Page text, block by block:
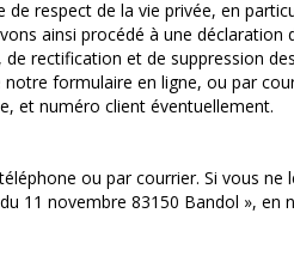
respect de la vie privée, en
ainsi procédé à une
rectification et de suppression
formulaire en ligne, ou par
et numéro client éventuellement.
ou par courrier. Si vous ne
11 novembre 83150 Bandol »,